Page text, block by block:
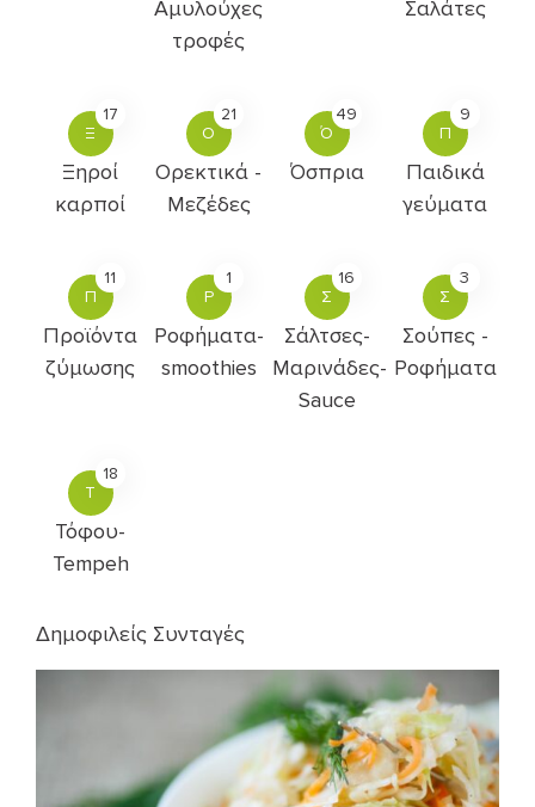
Αμυλούχες
τροφές
Σαλάτες
Ξ
17
Ξηροί
καρποί
Ο
21
Ορεκτικά -
Μεζέδες
Ό
49
Όσπρια
Π
9
Παιδικά
γεύματα
Π
11
Προϊόντα
ζύμωσης
Ρ
1
Ροφήματα-
smoothies
Σ
16
Σάλτσες-
Μαρινάδες-
Sauce
Σ
3
Σούπες -
Ροφήματα
Τ
18
Τόφου-
Tempeh
Δημοφιλείς Συνταγές